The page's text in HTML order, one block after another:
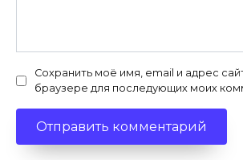
Сохранить моё имя, email и адрес
браузере для последующих моих